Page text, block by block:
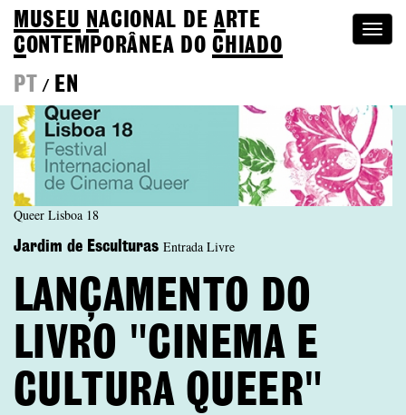
MUSEU NACIONAL DEA RTE
CONTEMPORÂNEA DOCHIADO
PT
/ EN
Queer Lisboa 18
Jardim de Esculturas Entrada Livre
LANÇAMENTO DO
LIVRO "CINEMA E
CULTURA QUEER"